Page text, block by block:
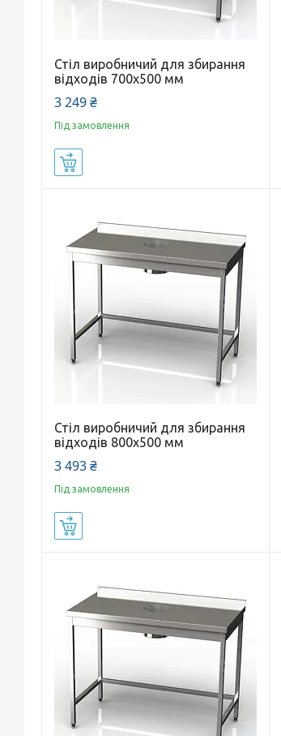
Стіл виробничий для збирання
відходів 700x500 мм
3 249 ₴
Під замовлення
Стіл виробничий для збирання
відходів 800x500 мм
3 493 ₴
Під замовлення